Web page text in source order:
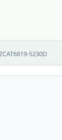
5230D